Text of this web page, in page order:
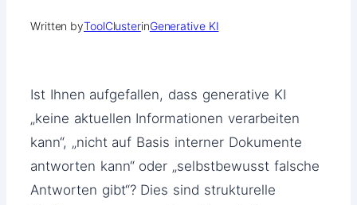
Written byToolClusterinGenerative KI
Ist Ihnen aufgefallen, dass generative KI
„keine aktuellen Informationen verarbeiten
kann“, „nicht auf Basis interner Dokumente
antworten kann“ oder „selbstbewusst falsche
Antworten gibt“? Dies sind strukturelle